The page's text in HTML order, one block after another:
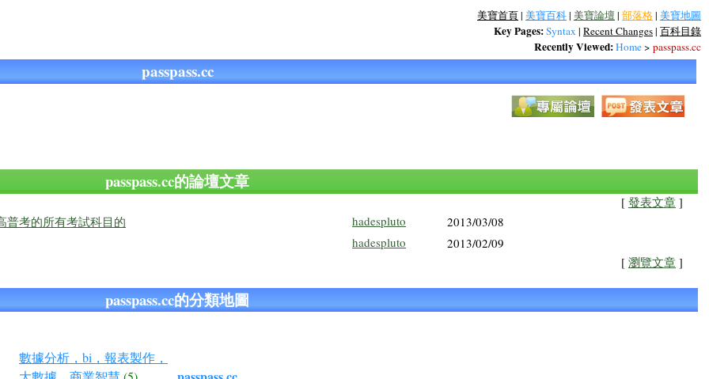
美寶首頁| 美寶百科| 美寶論壇| 部落格| 美寶地圖
Key Pages:Syntax | Recent Changes| 百科目錄
Recently Viewed:Home> passpass.cc
passpass.cc
passpass.cc的論壇文章
[ 發表文章 ]
普考的所有考試科目的 hadespluto
2013/03/08
hadespluto 2013/02/09
[ 瀏覽文章 ]
passpass.cc的分類地圖
數據分析，bi，報表製作，